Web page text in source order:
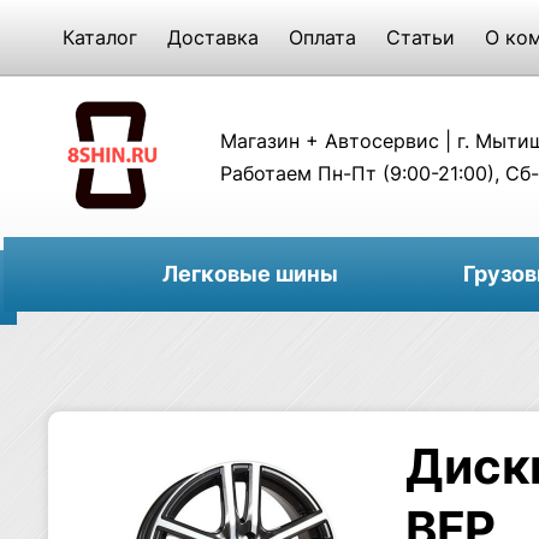
Каталог Доставка Оплата Статьи О
Магазин + Автосервис | г.
Работаем Пн-Пт (9:00-21:00),
Легковые шины